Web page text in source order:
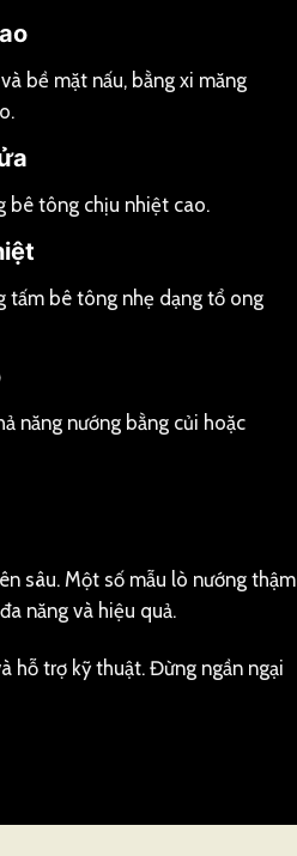
bề mặt nấu, bằng xi măng
bê tông chịu nhiệt cao.
tấm bê tông nhẹ dạng tổ ong
năng nướng bằng củi hoặc
sâu. Một số mẫu lò nướng thậm
năng và hiệu quả.
hỗ trợ kỹ thuật. Đừng ngần ngại